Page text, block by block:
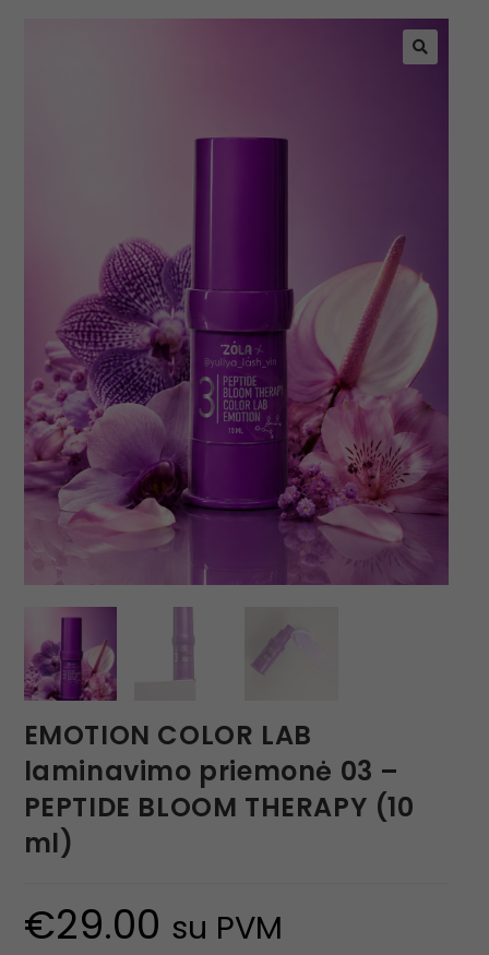
EMOTION COLOR LAB
laminavimo priemonė 03 –
PEPTIDE BLOOM THERAPY (10
ml)
€29.00 su PVM